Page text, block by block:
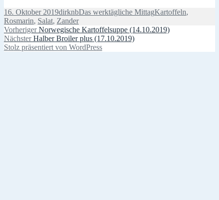
Veröffentlicht
am
16. Oktober 2019Autor
dirknbKategorien
Das werktägliche MittagSchlagwörter
Kartoffeln,
Rosmarin, Salat, Zander
Beitragsnavigation
Vorheriger Vorheriger
Beitrag:
Norwegische Kartoffelsuppe (14.10.2019)
Nächster Nächster
Beitrag:
Halber Broiler plus (17.10.2019)
Stolz präsentiert von WordPress